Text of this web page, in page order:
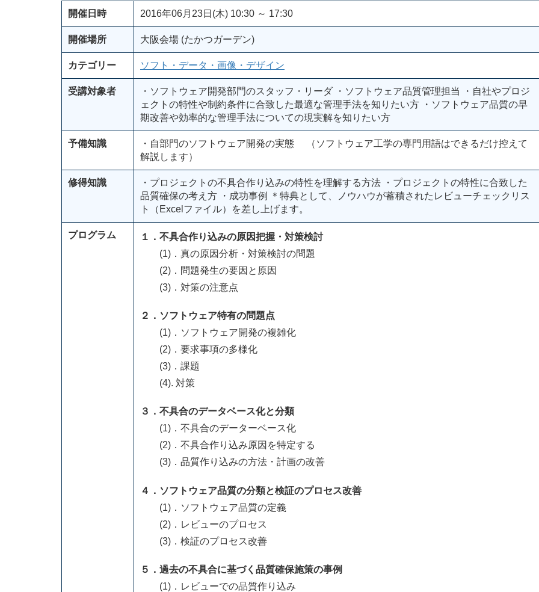
開催日時 2016年06月23日(木) 10:30 ～ 17:30
開催場所 大阪会場 (たかつガーデン)
カテゴリー ソフト・データ・画像・デザイン
受講対象者
・ソフトウェア開発部門のスタッフ・リーダ ・ソフトウェア品質管理担当 ・自社やプロジ
ェクトの特性や制約条件に合致した最適な管理手法を知りたい方 ・ソフトウェア品質の早
期改善や効率的な管理手法についての現実解を知りたい方
予備知識
・自部門のソフトウェア開発の実態 （ソフトウェア工学の専門用語はできるだけ控えて
解説します）
修得知識
・プロジェクトの不具合作り込みの特性を理解する方法 ・プロジェクトの特性に合致した
品質確保の考え方 ・成功事例 ＊特典として、ノウハウが蓄積されたレビューチェックリス
ト（Excelファイル）を差し上げます。
プログラム
１．不具合作り込みの原因把握・対策検討
(1)．真の原因分析・対策検討の問題
(2)．問題発生の要因と原因
(3)．対策の注意点
２．ソフトウェア特有の問題点
(1)．ソフトウェア開発の複雑化
(2)．要求事項の多様化
(3)．課題
(4). 対策
３．不具合のデータベース化と分類
(1)．不具合のデーターベース化
(2)．不具合作り込み原因を特定する
(3)．品質作り込みの方法・計画の改善
４．ソフトウェア品質の分類と検証のプロセス改善
(1)．ソフトウェア品質の定義
(2)．レビューのプロセス
(3)．検証のプロセス改善
５．過去の不具合に基づく品質確保施策の事例
(1)．レビューでの品質作り込み